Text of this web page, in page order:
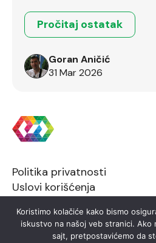
Pročitaj ostatak
Goran Aničić
31 Mar 2026
Politika privatnosti
Uslovi korišćenja
2026 © FTN Informatika
Koristimo kolačiće kako bismo
iskustvo na našoj veb stranici. Ako
sajt, pretpostavićemo da